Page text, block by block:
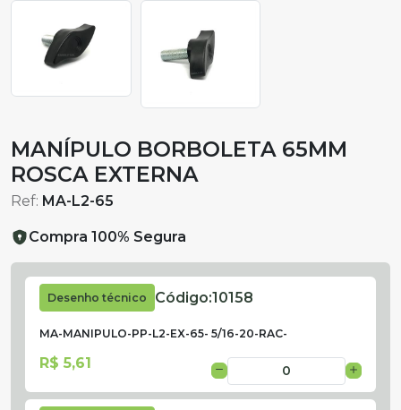
MANÍPULO BORBOLETA 65MM
ROSCA EXTERNA
Ref: MA-L2-65
Compra 100% Segura
Desenho técnico Código:10158
MA-MANIPULO-PP-L2-EX-65- 5/16-20-RAC-
R$ 5,61